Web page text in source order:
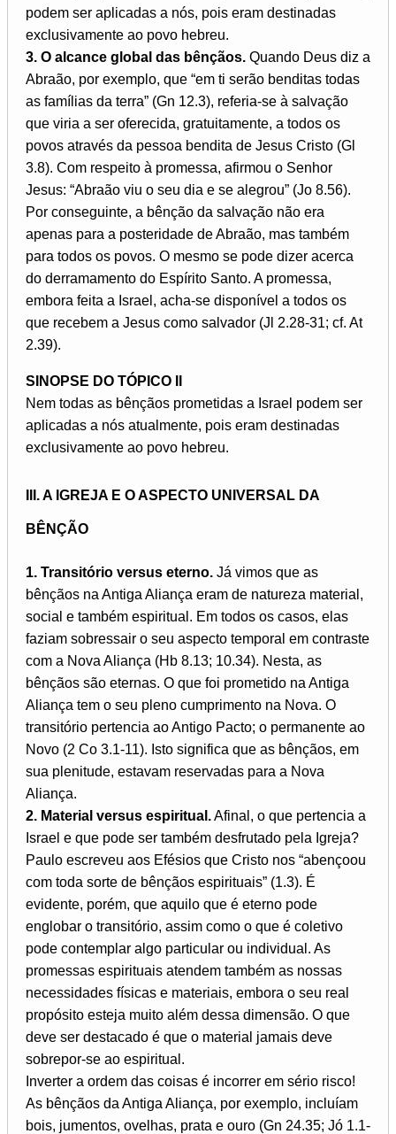
podem ser aplicadas a nós, pois eram destinadas
exclusivamente ao povo hebreu.
3. O alcance global das bênçãos. Quando Deus diz a
Abraão, por exemplo, que “em ti serão benditas todas
as famílias da terra” (Gn 12.3), referia-se à salvação
que viria a ser oferecida, gratuitamente, a todos os
povos através da pessoa bendita de Jesus Cristo (Gl
3.8). Com respeito à promessa, afirmou o Senhor
Jesus: “Abraão viu o seu dia e se alegrou” (Jo 8.56).
Por conseguinte, a bênção da salvação não era
apenas para a posteridade de Abraão, mas também
para todos os povos. O mesmo se pode dizer acerca
do derramamento do Espírito Santo. A promessa,
embora feita a Israel, acha-se disponível a todos os
que recebem a Jesus como salvador (Jl 2.28-31; cf. At
2.39).
SINOPSE DO TÓPICO II
Nem todas as bênçãos prometidas a Israel podem ser
aplicadas a nós atualmente, pois eram destinadas
exclusivamente ao povo hebreu.
III. A IGREJA E O ASPECTO UNIVERSAL DA
BÊNÇÃO
1. Transitório versus eterno. Já vimos que as
bênçãos na Antiga Aliança eram de natureza material,
social e também espiritual. Em todos os casos, elas
faziam sobressair o seu aspecto temporal em contraste
com a Nova Aliança (Hb 8.13; 10.34). Nesta, as
bênçãos são eternas. O que foi prometido na Antiga
Aliança tem o seu pleno cumprimento na Nova. O
transitório pertencia ao Antigo Pacto; o permanente ao
Novo (2 Co 3.1-11). Isto significa que as bênçãos, em
sua plenitude, estavam reservadas para a Nova
Aliança.
2. Material versus espiritual.Afinal, o que pertencia a
Israel e que pode ser também desfrutado pela Igreja?
Paulo escreveu aos Efésios que Cristo nos “abençoou
com toda sorte de bênçãos espirituais” (1.3). É
evidente, porém, que aquilo que é eterno pode
englobar o transitório, assim como o que é coletivo
pode contemplar algo particular ou individual. As
promessas espirituais atendem também as nossas
necessidades físicas e materiais, embora o seu real
propósito esteja muito além dessa dimensão. O que
deve ser destacado é que o material jamais deve
sobrepor-se ao espiritual.
Inverter a ordem das coisas é incorrer em sério risco!
As bênçãos da Antiga Aliança, por exemplo, incluíam
bois, jumentos, ovelhas, prata e ouro (Gn 24.35; Jó 1.1-